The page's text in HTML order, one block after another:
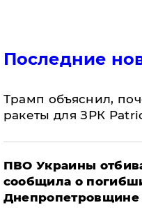
Последние
Трамп объяснил,
ракеты для ЗРК
ПВО Украины
сообщила о
Днепропетровщине